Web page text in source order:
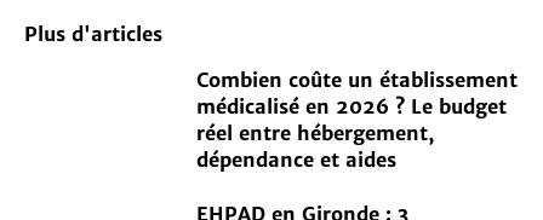
Plus d'articles
Combien coûte un établissement
médicalisé en 2026 ? Le budget
réel entre hébergement,
dépendance et aides
EHPAD en Gironde : 3